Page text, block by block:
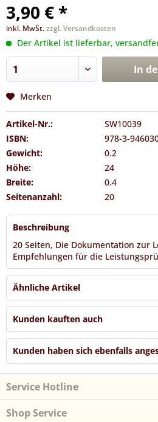
3,90 € *
inkl. MwSt.zzgl. Versandkosten
Der Artikel ist lieferbar,
In
Merken
Artikel-Nr.:
SW10039
ISBN:
978-3-
Gewicht:
0.2
Höhe:
24
Breite:
0.4
Seitenanzahl:
20
Beschreibung
20 Seiten, Die Dokumentation zur
Empfehlungen für die
Ähnliche Artikel
Kunden kauften auch
Kunden haben sich ebenfalls
Service Hotline
Shop Service